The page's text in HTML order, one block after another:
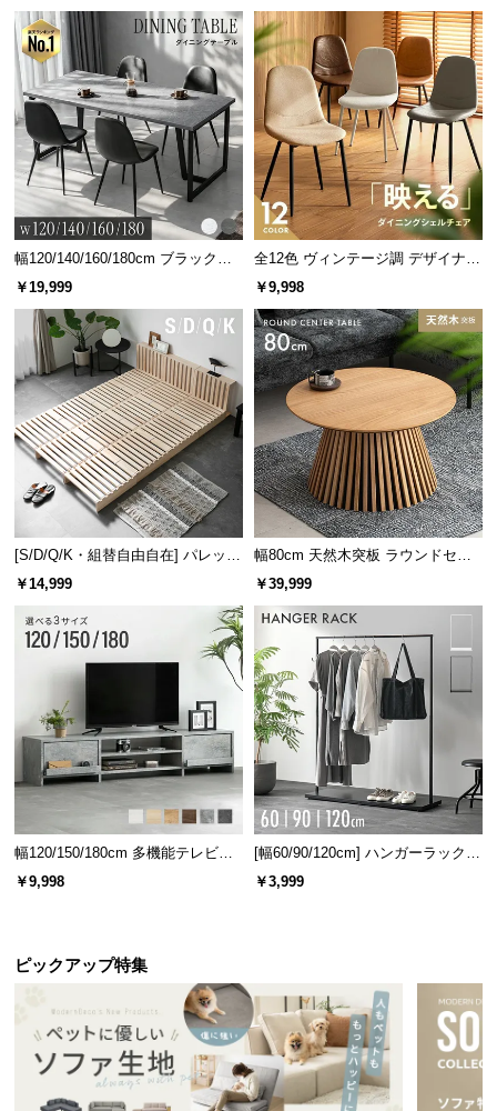
幅120/140/160/180cm ブラックフ
レーム ダイニング 大理石調 4人掛
￥19,999
全12色 ヴィンテージ調 デザイナー
ズシェルチェア
￥9,998
[S/D/Q/K・組替自由自在] パレット
ベッド 8/12/16枚セット
￥14,999
幅80cm 天然木突板 ラウンドセン
ターテーブル 美しい格子デザイン
￥39,999
幅120/150/180cm 多機能テレビボ
ード 木目/石目調 オープン収納・
引き出し収納付き
￥9,998
[幅60/90/120cm] ハンガーラック
スチール 4段階高さ調節 サイドフ
ック オープンラック シンプル
￥3,999
ピックアップ特集